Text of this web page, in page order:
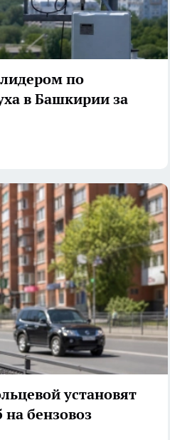
по
в Башкирии за
установят
бензовоз